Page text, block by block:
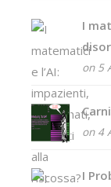
I
on 5
on 4
I